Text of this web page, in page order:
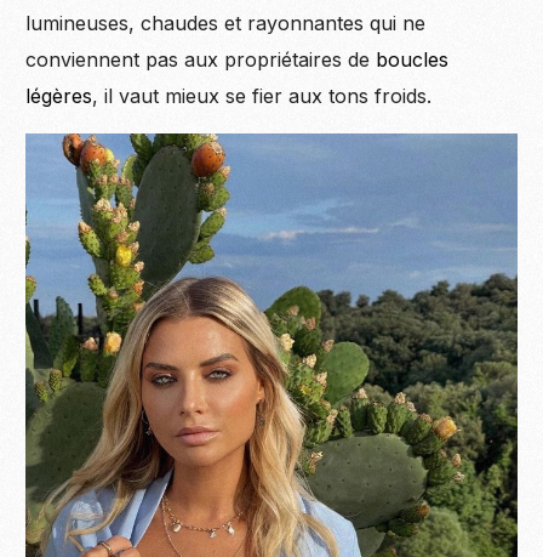
lumineuses, chaudes et rayonnantes qui ne
conviennent pas aux propriétaires de boucles
légères, il vaut mieux se fier aux tons froids.